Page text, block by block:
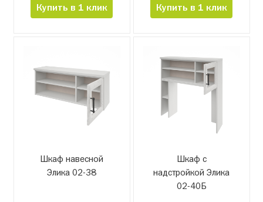
Купить в 1 клик Купить в 1 клик
Шкаф навесной
Элика 02-38
Шкаф с
надстройкой Элика
02-40Б